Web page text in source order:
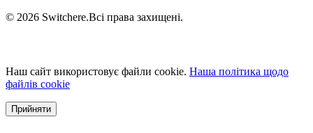
© 2026 Switchere.Всі права захищені.
Наш сайт використовує файли cookie. Наша політика щодо
файлів cookie
Прийняти